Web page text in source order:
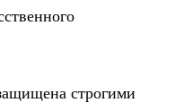
строгими